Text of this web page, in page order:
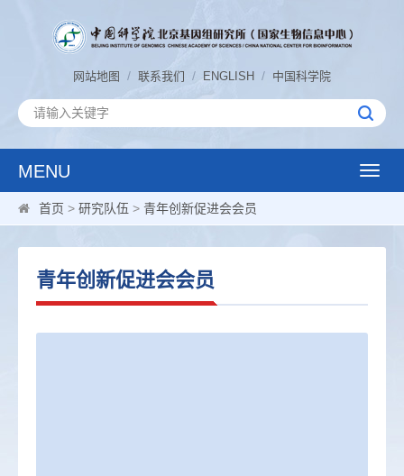
网站地图 / 联系我们 / ENGLISH / 中国科学院
MENU
Toggle
首页 > 研究队伍 > 青年创新促进会会员
青年创新促进会会员